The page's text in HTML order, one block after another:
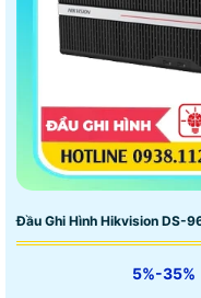
Đầu Ghi Hình Hikvision DS-
5%-35%